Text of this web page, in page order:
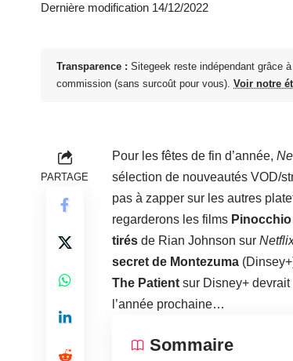
Dernière modification 14/12/2022
Transparence : Sitegeek reste indépendant grâce
commission (sans surcoût pour vous). Voir notre
PARTAGE
Pour les fêtes de fin d’année,
sélection de nouveautés VOD/
pas à zapper sur les autres
regarderons les films Pinocchio
tirés de Rian Johnson sur
secret de Montezuma
The Patient sur Disney+
l’année prochaine…
Sommaire